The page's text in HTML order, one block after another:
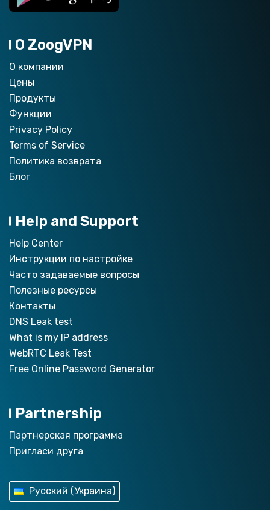
О ZoogVPN
О компании
Цены
Продукты
Функции
Privacy Policy
Terms of Service
Политика возврата
Блог
Help and Support
Help Center
Инструкции по настройкe
Часто задаваемые вопросы
Полезные ресурсы
Контакты
DNS Leak test
What is my IP address
WebRTC Leak Test
Free Online Password Generator
Partnership
Партнерская программа
Пригласи друга
Русский (Украина)